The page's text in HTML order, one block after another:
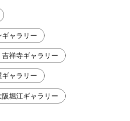
ギャラリー
吉祥寺ギャラリー
ギャラリー
阪堀江ギャラリー